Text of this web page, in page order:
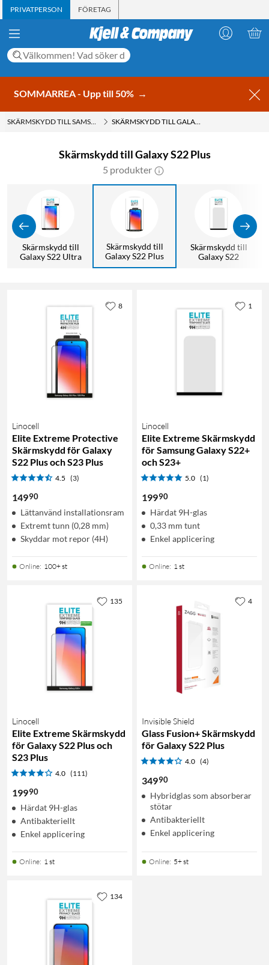
PRIVATPERSON FÖRETAG
SOMMARREA - Upp till 50% →
SKÄRMSKYDD TILL SAMSUNG SKÄRMSKYDD TILL GALAXY S22 PLUS
Skärmskydd till Galaxy S22 Plus
5 produkter
Skärmskydd till
Galaxy S22 Ultra
Skärmskydd till
Galaxy S22 Plus
Skärmskydd till
Galaxy S22
Linocell
Elite Extreme Protective
Skärmskydd för Galaxy
S22 Plus och S23 Plus
4.5 (3)
14990
Lättanvänd installationsram
Extremt tunn (0,28 mm)
Skyddar mot repor (4H)
Online: 100+ st
8
Linocell
Elite Extreme Skärmskydd
för Samsung Galaxy S22+
och S23+
5.0 (1)
19990
Härdat 9H-glas
0,33 mm tunt
Enkel applicering
Online: 1 st
1
Linocell
Elite Extreme Skärmskydd
för Galaxy S22 Plus och
S23 Plus
4.0 (111)
19990
Härdat 9H-glas
Antibakteriellt
Enkel applicering
Online: 1 st
135
Invisible Shield
Glass Fusion+ Skärmskydd
för Galaxy S22 Plus
4.0 (4)
34990
Hybridglas som absorberar
stötar
Antibakteriellt
Enkel applicering
Online: 5+ st
4
134